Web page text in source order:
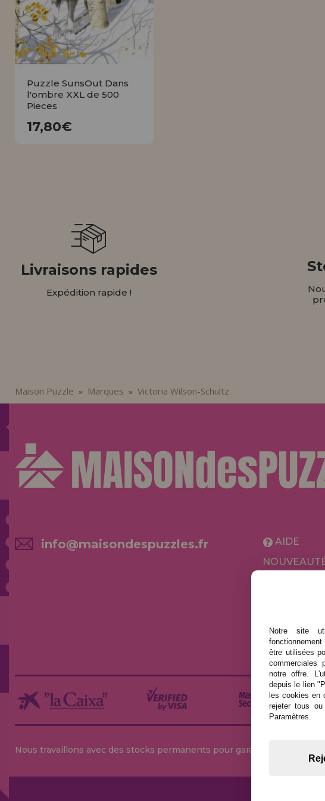
INFORMATION
info@maisondespuzzles.fr
Allez-y! Nous vous attendions.
NOUVEAU CLIENT
Puzzle SunsOut Dans
l'ombre XXL de 500
Pieces
17,80€
Livraisons rapides
Expédition rapide !
Maison Puzzle » Marques » Victoria Wilson-Schultz
info@maisondespuzzles.fr
AIDE
Nous travaillons avec des stocks permanents pour garantir des
Notre site
être utilisées
commerciales
notre offre.
depuis le lien
les cookies en
rejeter tous
Paramètres.